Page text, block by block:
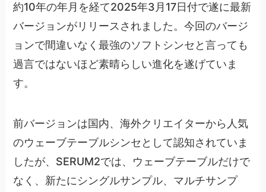
約10年の年月を経て2025年3月17日付で遂に最新
バージョンがリリースされました。今回のバージ
ョンで間違いなく最強のソフトシンセと言っても
過言ではないほど素晴らしい進化を遂げていま
す。
前バージョンは国内、海外クリエイターから人気
のウェーブテーブルシンセとして認知されていま
したが、SERUM2では、ウェーブテーブルだけで
なく、新たにシングルサンプル、マルチサンプ